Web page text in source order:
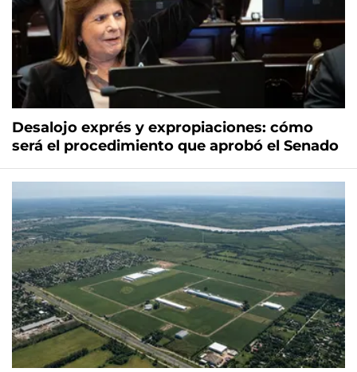
Desalojo exprés y expropiaciones: cómo
será el procedimiento que aprobó el Senado